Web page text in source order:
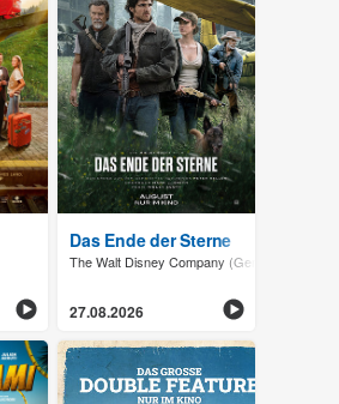
Das Ende der Sterne
The Walt Disney Company (Germany) GmbH
27.08.2026